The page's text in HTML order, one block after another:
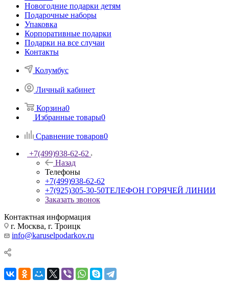
Новогодние подарки детям
Подарочные наборы
Упаковка
Корпоративные подарки
Подарки на все случаи
Контакты
Колумбус
Личный кабинет
Корзина0
Избранные товары0
Сравнение товаров0
+7(499)938-62-62
Назад
Телефоны
+7(499)938-62-62
+7(925)305-30-50ТЕЛЕФОН ГОРЯЧЕЙ ЛИНИИ
Заказать звонок
Контактная информация
г. Москва, г. Троицк
info@karuselpodarkov.ru